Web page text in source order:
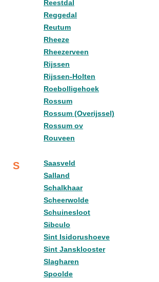
Reestdal
Reggedal
Reutum
Rheeze
Rheezerveen
Rijssen
Rijssen-Holten
Roebolligehoek
Rossum
Rossum (Overijssel)
Rossum ov
Rouveen
S
Saasveld
Salland
Schalkhaar
Scheerwolde
Schuinesloot
Sibculo
Sint Isidorushoeve
Sint Jansklooster
Slagharen
Spoolde